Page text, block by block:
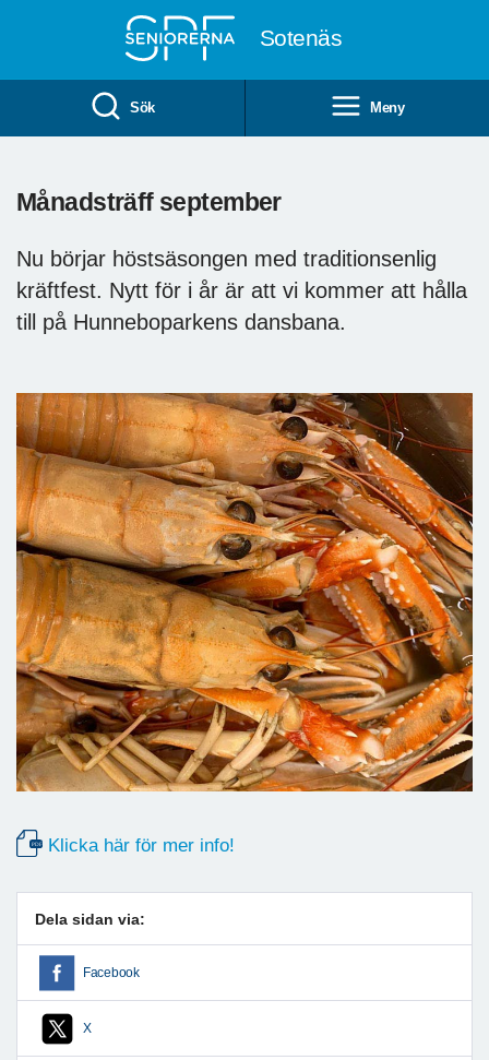
Sotenäs
Sök Meny
Månadsträff september
Nu börjar höstsäsongen med traditionsenlig
kräftfest. Nytt för i år är att vi kommer att hålla
till på Hunneboparkens dansbana.
Klicka här för mer info!
Dela sidan via:
Facebook
X